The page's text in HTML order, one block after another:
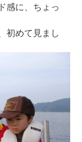
感に、ちょっ
初めて見まし